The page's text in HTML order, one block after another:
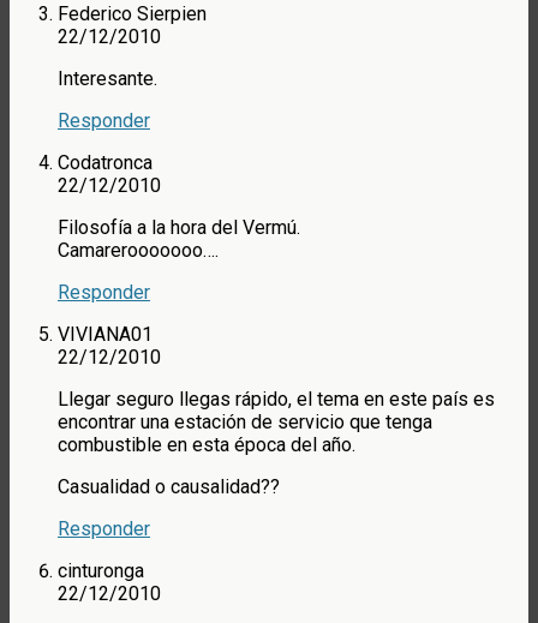
Federico Sierpien
22/12/2010
Interesante.
Responder
Codatronca
22/12/2010
Filosofía a la hora del Vermú.
Camarerooooooo….
Responder
VIVIANA01
22/12/2010
Llegar seguro llegas rápido, el tema en este país es
encontrar una estación de servicio que tenga
combustible en esta época del año.
Casualidad o causalidad??
Responder
cinturonga
22/12/2010